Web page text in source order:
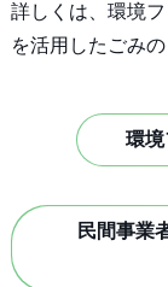
詳しくは、環境
を活用したごみ
環境
民間事業